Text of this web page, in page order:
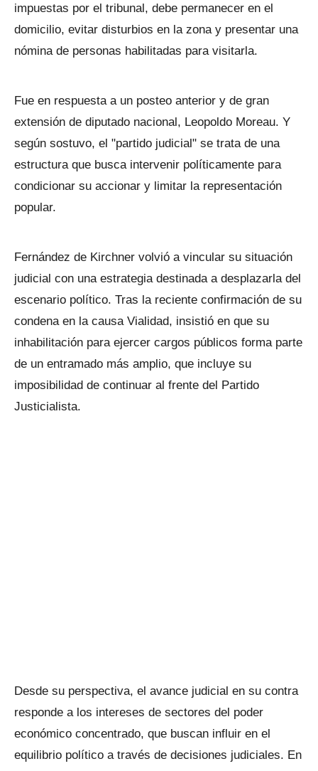
impuestas por el tribunal, debe permanecer en el
domicilio, evitar disturbios en la zona y presentar una
nómina de personas habilitadas para visitarla.
Fue en respuesta a un posteo anterior y de gran
extensión de diputado nacional, Leopoldo Moreau. Y
según sostuvo, el "partido judicial" se trata de una
estructura que busca intervenir políticamente para
condicionar su accionar y limitar la representación
popular.
Fernández de Kirchner volvió a vincular su situación
judicial con una estrategia destinada a desplazarla del
escenario político. Tras la reciente confirmación de su
condena en la causa Vialidad, insistió en que su
inhabilitación para ejercer cargos públicos forma parte
de un entramado más amplio, que incluye su
imposibilidad de continuar al frente del Partido
Justicialista.
Desde su perspectiva, el avance judicial en su contra
responde a los intereses de sectores del poder
económico concentrado, que buscan influir en el
equilibrio político a través de decisiones judiciales. En